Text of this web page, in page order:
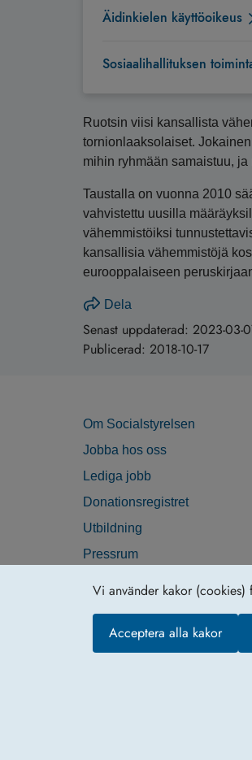
Vi använder kakor
Acceptera alla kakor
Äidinkielen käyttöoikeus
Sosiaalihallituksen
Ruotsin viisi kansallista
tornionlaaksolaiset.
mihin ryhmään samaistuu,
Taustalla on vuonna 2010
vahvistettu uusilla
vähemmistöiksi
kansallisia vähemmistöjä
eurooppalaiseen
Dela
Senast uppdaterad: 2023-03-
Publicerad: 2018-10-17
Om Socialstyrelsen
Jobba hos oss
Lediga jobb
Donationsregistret
Utbildning
Pressrum